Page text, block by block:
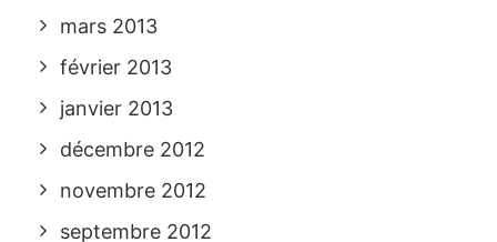
mars 2013
février 2013
janvier 2013
décembre 2012
novembre 2012
septembre 2012